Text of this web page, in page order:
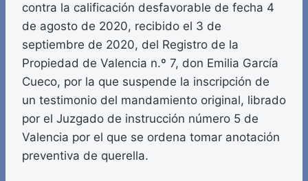
contra la calificación desfavorable de fecha 4
de agosto de 2020, recibido el 3 de
septiembre de 2020, del Registro de la
Propiedad de Valencia n.º 7, don Emilia García
Cueco, por la que suspende la inscripción de
un testimonio del mandamiento original, librado
por el Juzgado de instrucción número 5 de
Valencia por el que se ordena tomar anotación
preventiva de querella.